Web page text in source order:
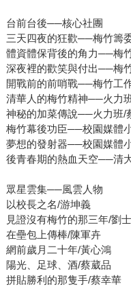
台前台後──核心社團
三天四夜的狂歡──梅竹籌
體資體保背後的角力──梅
深夜裡的歡笑與付出──梅
開戰前的前哨戰──梅竹工
清華人的梅竹精神──火力
神秘的加菜傳說──火力班/
梅竹幕後功臣──校園媒體
夢想的發射器──校園媒體
後青春期的熱血天空──清
眾星雲集──風雲人物
以校長之名/游坤義
見證沒有梅竹的那三年/劉
在壘包上傳棒/陳軍卉
網前歲月二十年/黃心鴻
陽光、足球、酒/蔡葳品
拼貼勝利的那隻手/蔡幸華